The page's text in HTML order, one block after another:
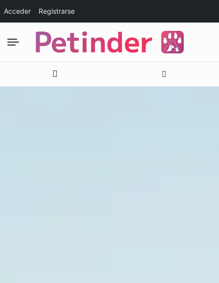
Acceder Registrarse